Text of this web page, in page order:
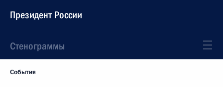
Президент России
Стенограммы
События